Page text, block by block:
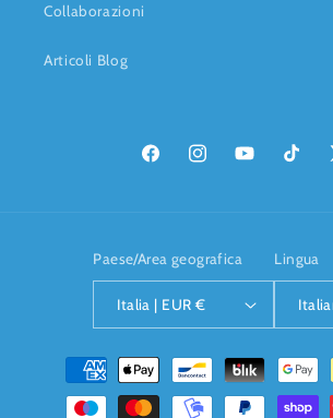
Collaborazioni
Articoli Blog
FacebookInstagramYouTubeTikTok
Paese/Area geografica
Italia | EUR €
Lingua
Metodi